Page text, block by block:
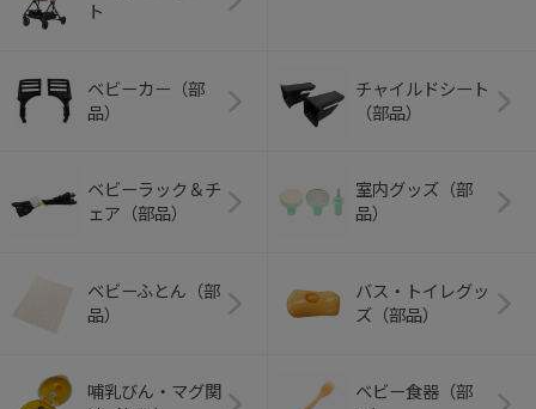
ト
ベビーカー（部
品）
チャイルドシート
（部品）
ベビーラック＆チ
ェア（部品）
室内グッズ（部
品）
ベビーふとん（部
品）
バス・トイレグッ
ズ（部品）
哺乳びん・マグ関
ベビー食器（部